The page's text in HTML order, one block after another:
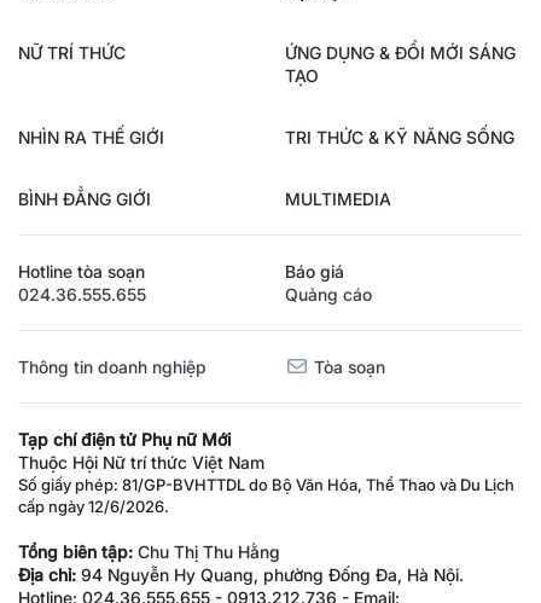
NỮ TRÍ THỨC
ỨNG DỤNG & ĐỔI MỚI SÁNG
TẠO
NHÌN RA THẾ GIỚI TRI THỨC & KỸ NĂNG SỐNG
BÌNH ĐẲNG GIỚI MULTIMEDIA
Hotline tòa soạn
024.36.555.655
Báo giá
Quảng cáo
Thông tin doanh nghiệp Tòa soạn
Tạp chí điện tử Phụ nữ Mới
Thuộc Hội Nữ trí thức Việt Nam
Số giấy phép: 81/GP-BVHTTDL do Bộ Văn Hóa, Thể Thao và Du Lịch
cấp ngày 12/6/2026.
Tổng biên tập: Chu Thị Thu Hằng
Địa chỉ: 94 Nguyễn Hy Quang, phường Đống Đa, Hà Nội.
Hotline: 024.36.555.655 - 0913.212.736 - Email: